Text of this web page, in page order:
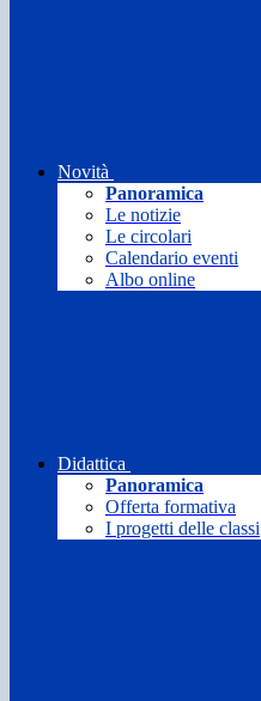
Novità
Panoramica
Le notizie
Le circolari
Calendario eventi
Albo online
Didattica
Panoramica
Offerta formativa
I progetti delle classi